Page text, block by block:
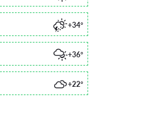
+34°
+36°
+22°